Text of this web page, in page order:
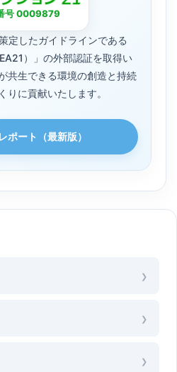
定したガイドラインである
）」の外部認証を取得い
共生できる環境の創造と持続
りに貢献いたします。
ポート（最新版）
号 0009879